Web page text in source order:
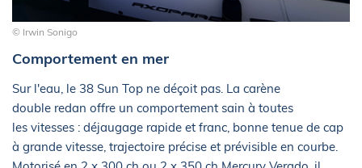
© Irwin Sonigo
Comportement en mer
Sur l'eau, le 38 Sun Top ne déçoit pas. La carène
double redan offre un comportement sain à toutes
les vitesses : déjaugage rapide et franc, bonne tenue de cap
à grande vitesse, trajectoire précise et prévisible en courbe.